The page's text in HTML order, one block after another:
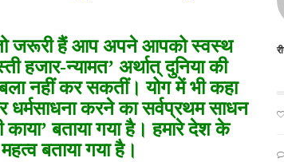
जरूरी हैं आप अपने आपको स्वस्थ
हजार-न्यामत’ अर्थात् दुनिया की
नहीं कर सकतीं। योग में भी कहा
धर्मसाधना करने का सर्वप्रथम साधन
बताया गया है। हमारे देश के
बताया गया है।